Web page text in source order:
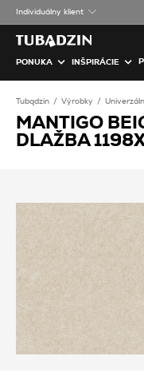
Individuálny klient
PONUKA INŠPIRÁCIE
Tubądzin Výrobky
MANTIGO
DLAŽBA